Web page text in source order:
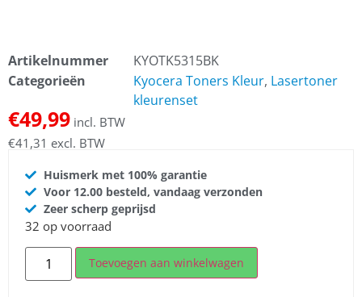
Artikelnummer
KYOTK5315BK
Categorieën
Kyocera Toners Kleur, Lasertoner
kleurenset
€49,99 incl. BTW
€41,31 excl. BTW
Huismerk met 100% garantie
Voor 12.00 besteld, vandaag verzonden
Zeer scherp geprijsd
32 op voorraad
Toevoegen aan winkelwagen